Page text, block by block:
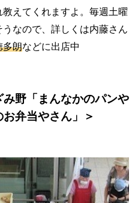
えてくれますよ。毎週土曜
なので、詳しくは内藤さん
多朗などに出店中
野「まんなかのパンや
弁当やさん」＞